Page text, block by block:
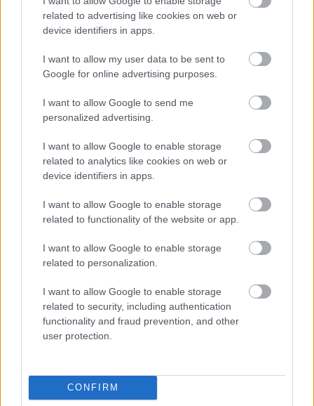
related to advertising like cookies on web or
device identifiers in apps.
I want to allow my user data to be sent to
Google for online advertising purposes.
I want to allow Google to send me
personalized advertising.
I want to allow Google to enable storage
related to analytics like cookies on web or
device identifiers in apps.
I want to allow Google to enable storage
related to functionality of the website or app.
I want to allow Google to enable storage
related to personalization.
I want to allow Google to enable storage
related to security, including authentication
functionality and fraud prevention, and other
user protection.
CONFIRM
Η Κυριακή Γκιόκα γεννήθηκε και κατοικεί στην Ελευσίνα.
Αποφοίτησε από τo Pansik Fashion School ως σχεδιάστρια
μόδας. Κατόπιν, πραγματοποίησε σπουδές Μεταφυσικής και
Ψυχολογίας, στο πλευρό του Πητ Παπαδάκου και άλλων
καταξιωμένων διδασκάλων. Εδώ και χρόνια καταγίνεται
«αγαπημένη της γλώσσα», όπως η ίδια τη χαρακτηρίζει.
Εκτός από τη συγγραφική της δραστηριότητα, διατηρεί το
κέντρο Αστρολογίας και Πρακτικού Εσωτερισμού «Σίβυλλες»
(Πανεπιστημίου 61, Αθήνα), όπου παραδίδει σεμινάρια και
προσφέρει ιδιωτικές συνεδρίες.
Διαβάστε επίσης